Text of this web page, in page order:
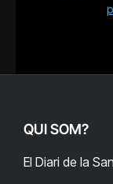
QUI SOM?
El Diari de la